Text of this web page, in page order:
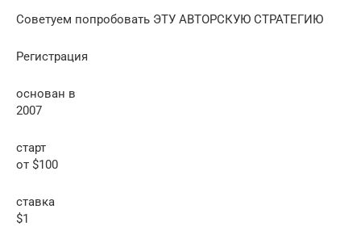
Советуем попробовать ЭТУ АВТОРСКУЮ СТРАТЕГИЮ
Регистрация
основан в
2007
старт
от $100
ставка
$1